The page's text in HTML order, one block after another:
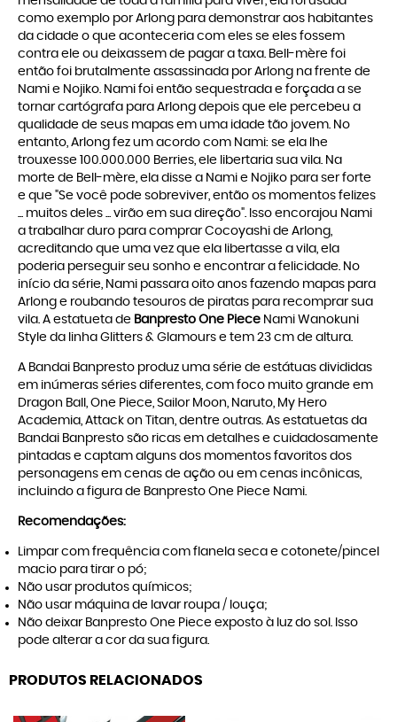
como exemplo por Arlong para demonstrar aos habitantes
da cidade o que aconteceria com eles se eles fossem
contra ele ou deixassem de pagar a taxa. Bell-mère foi
então foi brutalmente assassinada por Arlong na frente de
Nami e Nojiko. Nami foi então sequestrada e forçada a se
tornar cartógrafa para Arlong depois que ele percebeu a
qualidade de seus mapas em uma idade tão jovem. No
entanto, Arlong fez um acordo com Nami: se ela lhe
trouxesse 100.000.000 Berries, ele libertaria sua vila. Na
morte de Bell-mère, ela disse a Nami e Nojiko para ser forte
e que "Se você pode sobreviver, então os momentos felizes
... muitos deles ... virão em sua direção". Isso encorajou Nami
a trabalhar duro para comprar Cocoyashi de Arlong,
acreditando que uma vez que ela libertasse a vila, ela
poderia perseguir seu sonho e encontrar a felicidade. No
início da série, Nami passara oito anos fazendo mapas para
Arlong e roubando tesouros de piratas para recomprar sua
vila. A estatueta de Banpresto One Piece Nami Wanokuni
Style da linha Glitters & Glamours e tem 23 cm de altura.
A Bandai Banpresto produz uma série de estátuas divididas
em inúmeras séries diferentes, com foco muito grande em
Dragon Ball, One Piece, Sailor Moon, Naruto, My Hero
Academia, Attack on Titan, dentre outras. As estatuetas da
Bandai Banpresto são ricas em detalhes e cuidadosamente
pintadas e captam alguns dos momentos favoritos dos
personagens em cenas de ação ou em cenas incônicas,
incluindo a figura de Banpresto One Piece Nami.
Recomendações:
Limpar com frequência com flanela seca e cotonete/pincel
macio para tirar o pó;
Não usar produtos químicos;
Não usar máquina de lavar roupa / louça;
Não deixar Banpresto One Piece exposto à luz do sol. Isso
pode alterar a cor da sua figura.
PRODUTOS RELACIONADOS